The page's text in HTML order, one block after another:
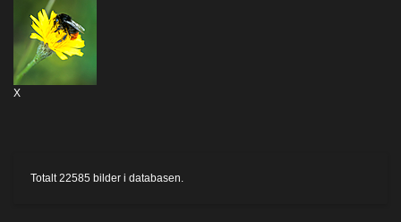
X
Totalt22585 bilder i databasen.